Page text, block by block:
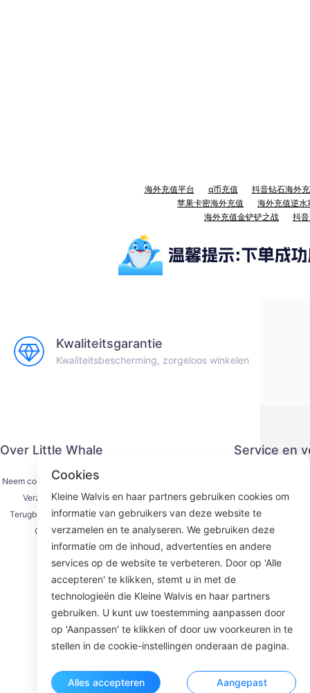
海外充值平台 q币充值
抖音钻石海外
苹果卡密海外充值
海外充值逆水
海外充值金铲铲之战
抖
Kwaliteitsgarantie
Kwaliteitsbescherming, zorgeloos winkelen
Over Little Whale
Neem contact met ons op
Verzendproces
Terugbetalingsproces
Over ons
Service en
ROOM
Cookies
Kleine Walvis en haar partners gebruiken cookies om
informatie van gebruikers van deze website te
verzamelen en te analyseren. We gebruiken deze
informatie om de inhoud, advertenties en andere
services op de website te verbeteren. Door op 'Alle
accepteren' te klikken, stemt u in met de
technologieën die Kleine Walvis en haar partners
gebruiken. U kunt uw toestemming aanpassen door
op 'Aanpassen' te klikken of door uw voorkeuren in te
stellen in de cookie-instellingen onderaan de pagina.
Alles accepteren Aangepast